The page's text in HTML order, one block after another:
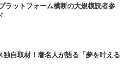
ラットフォーム横断の大規模読者参
独自取材！著名人が語る「夢を叶える